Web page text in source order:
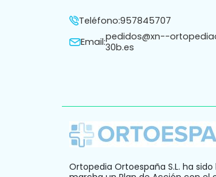
Teléfono:957845707
Email:pedidos@xn--
30b.es
Ortopedia Ortoespaña S.L. ha